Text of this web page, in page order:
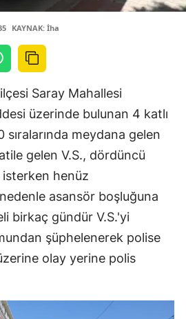
KAYNAK: İha
Saray Mahallesi
üzerinde bulunan 4 katlı
sıralarında meydana gelen
gelen V.S., dördüncü
isterken henüz
asansör boşluğuna
birkaç gündür V.S.'yi
şüphelenerek polise
olay yerine polis